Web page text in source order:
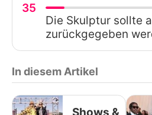
35
Die Skulptur sollte
zurückgegeben
In diesem Artikel